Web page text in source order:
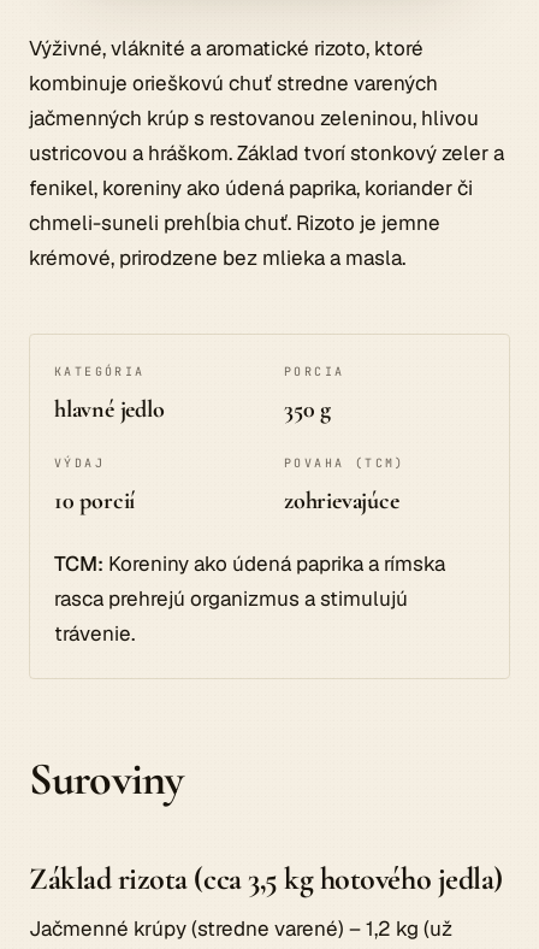
Výživné, vláknité a aromatické rizoto, ktoré
kombinuje orieškovú chuť stredne varených
jačmenných krúp s restovanou zeleninou, hlivou
ustricovou a hráškom. Základ tvorí stonkový zeler a
fenikel, koreniny ako údená paprika, koriander či
chmeli-suneli prehĺbia chuť. Rizoto je jemne
krémové, prirodzene bez mlieka a masla.
KATEGÓRIA
hlavné jedlo
PORCIA
350 g
VÝDAJ
10 porcií
POVAHA (TCM)
zohrievajúce
TCM: Koreniny ako údená paprika a rímska
rasca prehrejú organizmus a stimulujú
trávenie.
Suroviny
Základ rizota (cca 3,5 kg hotového jedla)
Jačmenné krúpy (stredne varené) – 1,2 kg (už